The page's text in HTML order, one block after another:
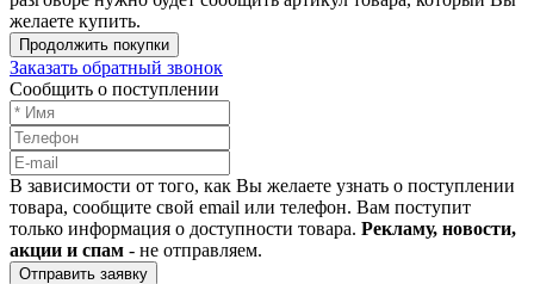
желаете купить.
Продолжить покупки
Заказать обратный звонок
Сообщить о поступлении
В зависимости от того, как Вы желаете узнать о поступлении
товара, сообщите свой email или телефон. Вам поступит
только информация о доступности товара. Рекламу, новости,
акции и спам - не отправляем.
Отправить заявку